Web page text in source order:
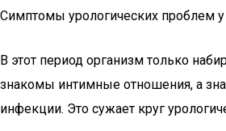
Симптомы урологических проблем у
В этот период организм только
знакомы интимные отношения, а
инфекции. Это сужает круг